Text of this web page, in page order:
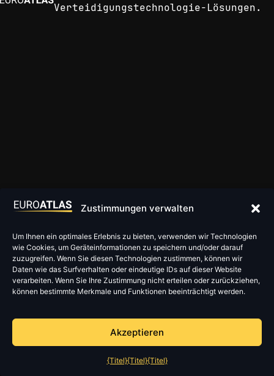
Zustimmungen verwalten
Um Ihnen ein optimales Erlebnis zu bieten, verwenden wir Technologien
wie Cookies, um Geräteinformationen zu speichern und/oder darauf
zuzugreifen. Wenn Sie diesen Technologien zustimmen, können wir
Daten wie das Surfverhalten oder eindeutige IDs auf dieser Website
verarbeiten. Wenn Sie Ihre Zustimmung nicht erteilen oder zurückziehen,
können bestimmte Merkmale und Funktionen beeinträchtigt werden.
Akzeptieren
{Titel}{Titel}{Titel}
Verteidigungstechnologie-Lösungen.